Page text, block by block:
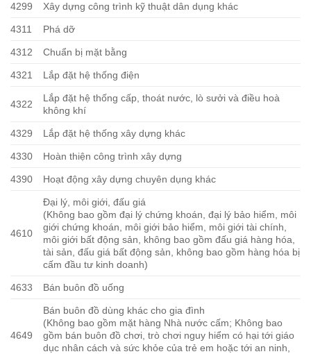
4299 Xây dựng công trình kỹ thuật dân dụng khác
4311 Phá dỡ
4312 Chuẩn bị mặt bằng
4321 Lắp đặt hệ thống điện
4322
Lắp đặt hệ thống cấp, thoát nước, lò sưởi và điều hoà
không khí
4329 Lắp đặt hệ thống xây dựng khác
4330 Hoàn thiện công trình xây dựng
4390 Hoạt động xây dựng chuyên dụng khác
4610
Đại lý, môi giới, đấu giá
(Không bao gồm đại lý chứng khoán, đại lý bảo hiểm, môi
giới chứng khoán, môi giới bảo hiểm, môi giới tài chính,
môi giới bất động sản, không bao gồm đấu giá hàng hóa,
tài sản, đấu giá bất động sản, không bao gồm hàng hóa bị
cấm đầu tư kinh doanh)
4633 Bán buôn đồ uống
4649
Bán buôn đồ dùng khác cho gia đình
(Không bao gồm mặt hàng Nhà nước cấm; Không bao
gồm bán buôn đồ chơi, trò chơi nguy hiểm có hại tới giáo
dục nhân cách và sức khỏe của trẻ em hoặc tới an ninh,